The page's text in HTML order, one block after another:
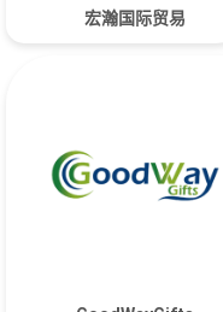
宏瀚国际贸易